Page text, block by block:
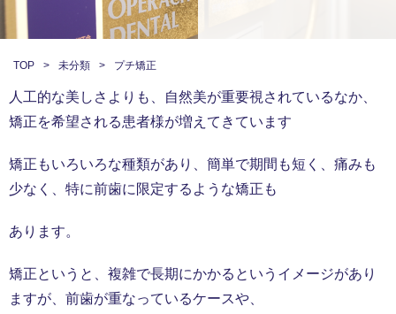
TOP 未分類 プチ矯正
人工的な美しさよりも、自然美が重要視されているなか、
矯正を希望される患者様が増えてきています
矯正もいろいろな種類があり、簡単で期間も短く、痛みも
少なく、特に前歯に限定するような矯正も
あります。
矯正というと、複雑で長期にかかるというイメージがあり
ますが、前歯が重なっているケースや、